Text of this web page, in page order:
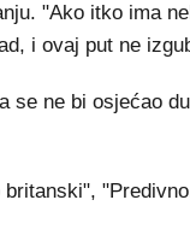
"Ako itko ima
i ovaj put ne
se ne bi osjećao